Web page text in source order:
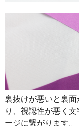
46
47
裏抜けが悪いと裏
り、視認性が悪く
ージに繋がります。